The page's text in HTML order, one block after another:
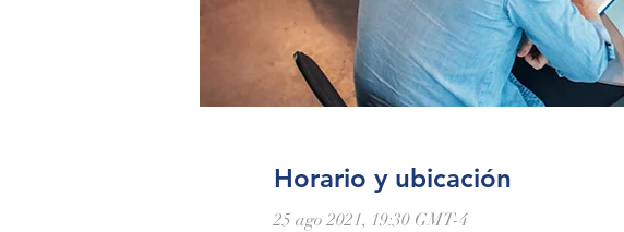
Horario y ubicación
25 ago 2021, 19:30 GMT-4